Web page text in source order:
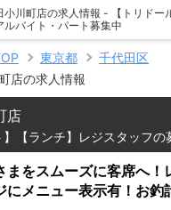
小川町店の求人情報 - 【トリドー
ルバイト・パート募集中
東京都
千代田区
店の求人情報
店
】【ランチ】レジスタッフの
まをスムーズに客席へ！
にメニュー表示有！お釣